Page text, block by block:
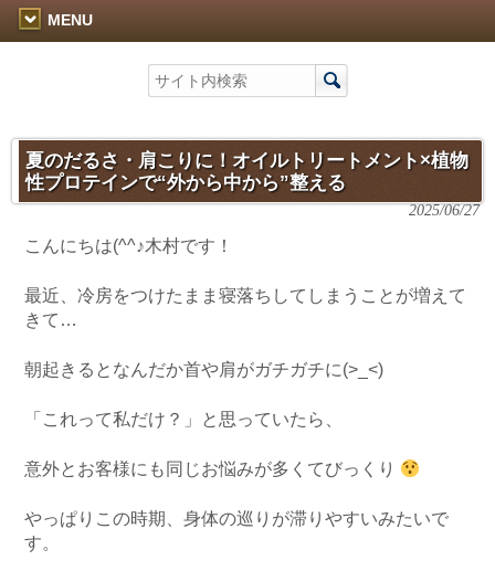
MENU
夏のだるさ・肩こりに！オイルトリートメント×植物
性プロテインで“外から中から”整える
2025/06/27
こんにちは(^^♪木村です！
最近、冷房をつけたまま寝落ちしてしまうことが増えて
きて…
朝起きるとなんだか首や肩がガチガチに(>_<)
「これって私だけ？」と思っていたら、
意外とお客様にも同じお悩みが多くてびっくり
やっぱりこの時期、身体の巡りが滞りやすいみたいで
す。